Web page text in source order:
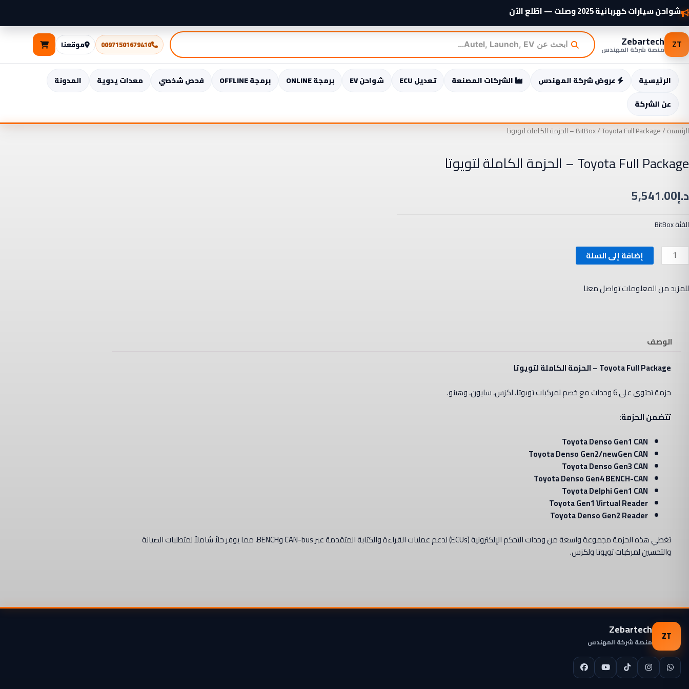
تخطي
إلى
المحتوى
شواحن سيارات كهربائية 2025 وصلت — اطّلع الآن
ZT
Zebartech
منصة شركة المهندس 00971501679410 موقعنا
الرئيسية عروض شركة المهندس الشركات المصنعة تعديل ECU شواحن EV برمجة ONLINE برمجة OFFLINE فحص شخصي معدات يدوية
المدونة
عن الشركة
الرئيسية/
BitBox/ Toyota Full Package – الحزمة الكاملة لتويوتا
Toyota Full Package – الحزمة الكاملة لتويوتا
د.إ5,541.00
الفئةBitBox
كمية
Toyota
Package
لتويوتا
إضافة إلى السلة
للمزيد من المعلومات تواصل معنا
الوصف
Toyota FullPackage
–الحزمةالكاملة لتويوتا
حزمة تحتوي على 6 وحدات مع خصم لمركبات تويوتا، لكزس، سايون، وهينو.
تتضمن الحزمة:
Toyota Denso Gen1 CAN
Toyota Denso Gen2/newGen CAN
Toyota Denso Gen3 CAN
Toyota Denso Gen4 BENCH-CAN
Toyota Delphi Gen1 CAN
Toyota Gen1 Virtual Reader
Toyota Denso Gen2 Reader
تغطي هذه الحزمة مجموعة واسعة من وحدات التحكم الإلكترونية (ECUs) لدعم عمليات القراءة والكتابة المتقدمة عبر CAN-bus وBENCH، مما يوفر حلاً شاملاً لمتطلبات الصيانة
والتحسين لمركبات تويوتا ولكزس.
ZT
Zebartech
منصة شركة المهندس
-
الحزمة
الكاملة
لتويوتا